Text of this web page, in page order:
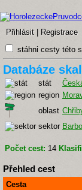
Přihlásit Registrace
stáhni cesty této
Databáze
stát
region
oblast
sektor
Počet cest: 14
Přehled cest
Cesta